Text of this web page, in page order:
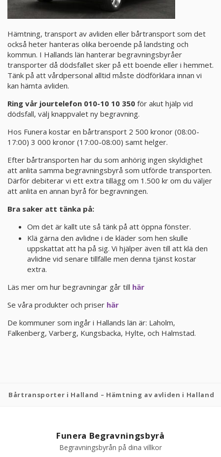
PLANERA BEGRAVNING
PRODUKTER & PRISER
OM BEGRAVNINGAR
JURIDIK
GÄST
OM FUNERA
KONTAKTA OSS
LIVESTREAMING
KUNDTJÄNST
Kundtjänsten är för närvarande stängd.
Hämtning, transport av avliden eller bårtransport som det
också heter hanteras olika beroende på landsting och
kommun. I Hallands län hanterar begravningsbyråer
transporter då dödsfallet sker på ett boende eller i hemmet.
Tänk på att vårdpersonal alltid måste dödförklara innan vi
kan hämta avliden.
Ring vår jourtelefon 010-10 10 350 för akut hjälp vid
dödsfall, välj knappvalet ny begravning.
Hos Funera kostar en bårtransport 2 500 kronor (08:00-
17:00) 3 000 kronor (17:00-08:00) samt helger.
Efter bårtransporten har du som anhörig ingen skyldighet
att anlita samma begravningsbyrå som utförde transporten.
Därför debiterar vi ett extra tillägg om 1.500 kr om du väljer
att anlita en annan byrå för begravningen.
Bra saker att tänka på:
Om det är kallt ute så tänk på att öppna fönster.
Klä gärna den avlidne i de kläder som hen skulle
uppskattat att ha på sig. Vi hjälper även till att klä den
avlidne vid senare tillfälle men denna tjänst kostar
extra.
Läs mer om hur begravningar går till här
Se våra produkter och priser här
De kommuner som ingår i Hallands län är: Laholm,
Falkenberg, Varberg, Kungsbacka, Hylte, och Halmstad.
Bårtransporter i Halland – Hämtning av avliden i Halland
Funera Begravningsbyrå
Begravningsbyrån på dina villkor